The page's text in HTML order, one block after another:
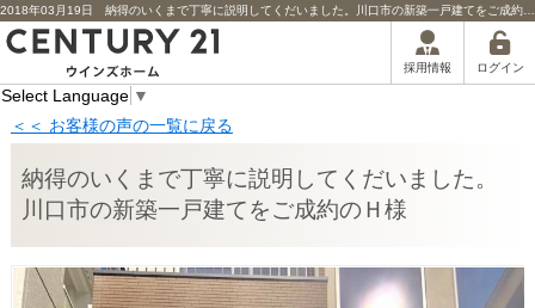
採用情報 ログイン
Select Language ▼
＜＜ お客様の声の一覧に戻る
納得のいくまで丁寧に説明してくだいました。
川口市の新築一戸建てをご成約のＨ様